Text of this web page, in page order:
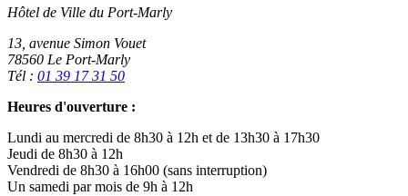
Hôtel de Ville du Port-Marly
13, avenue Simon Vouet
78560 Le Port-Marly
Tél : 01 39 17 31 50
Heures d'ouverture :
Lundi au mercredi de 8h30 à 12h et de 13h30 à 17h30
Jeudi de 8h30 à 12h
Vendredi de 8h30 à 16h00 (sans interruption)
Un samedi par mois de 9h à 12h